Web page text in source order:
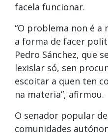
facela funcionar.
“O problema non é a
a forma de facer
Pedro Sánchez, que
lexislar só, sen
escoitar a quen ten
na materia”, afirmou.
O senador popular
comunidades